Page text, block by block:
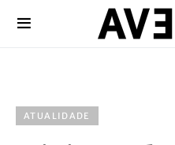
ATUALIDADE